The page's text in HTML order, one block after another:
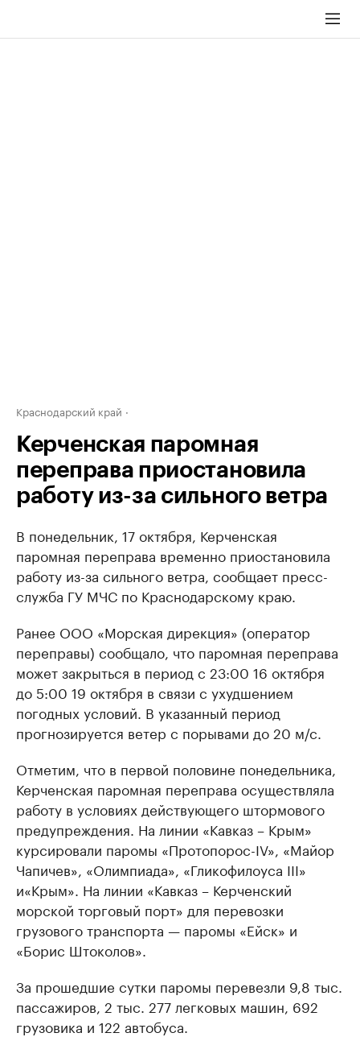
Краснодарский край
Керченская паромная
переправа приостановила
работу из-за сильного ветра
В понедельник, 17 октября, Керченская
паромная переправа временно приостановила
работу из-за сильного ветра, сообщает пресс-
служба ГУ МЧС по Краснодарскому краю.
Ранее ООО «Морская дирекция» (оператор
переправы) сообщало, что паромная переправа
может закрыться в период с 23:00 16 октября
до 5:00 19 октября в связи с ухудшением
погодных условий. В указанный период
прогнозируется ветер с порывами до 20 м/с.
Отметим, что в первой половине понедельника,
Керченская паромная переправа осуществляла
работу в условиях действующего штормового
предупреждения. На линии «Кавказ – Крым»
курсировали паромы «Протопорос-IV», «Майор
Чапичев», «Олимпиада», «Гликофилоуса III»
и«Крым». На линии «Кавказ – Керченский
морской торговый порт» для перевозки
грузового транспорта — паромы «Ейск» и
«Борис Штоколов».
За прошедшие сутки паромы перевезли 9,8 тыс.
пассажиров, 2 тыс. 277 легковых машин, 692
грузовика и 122 автобуса.